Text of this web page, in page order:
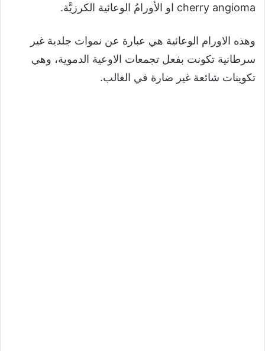
cherry angioma او الأورامُ الوعائية الكرزيَّة.
وهذه الاورام الوعائية هي عبارة عن نموات جلدية غير
سرطانية تكونت بفعل تجمعات الاوعية الدموية، وهي
تكوينات شائعة غير ضارة في الغالب.